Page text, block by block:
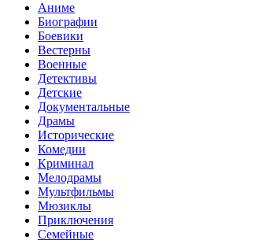
Аниме
Биографии
Боевики
Вестерны
Военные
Детективы
Детские
Документальные
Драмы
Исторические
Комедии
Криминал
Мелодрамы
Мультфильмы
Мюзиклы
Приключения
Семейные